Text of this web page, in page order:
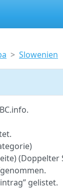
Slowenien
(Doppelter
gelistet.